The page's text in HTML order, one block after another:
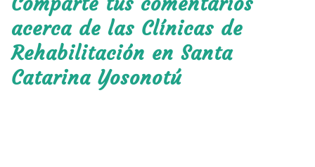
acerca de las Clínicas de
Rehabilitación en Santa
Catarina Yosonotú